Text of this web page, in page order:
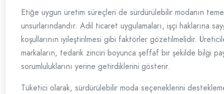
Etiğe uygun üretim süreçleri de sürdürülebilir modanın
unsurlarındandır. Adil ticaret uygulamaları, işçi haklarına
koşullarının iyileştirilmesi gibi faktörler gözetilmelidir.
markaların, tedarik zinciri boyunca şeffaf bir şekilde bilgi
sorumluluklarını yerine getirdiklerini gösterir.
Tüketici olarak, sürdürülebilir moda seçeneklerini